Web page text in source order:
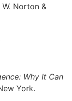
W. Norton &
Why It Can
York.